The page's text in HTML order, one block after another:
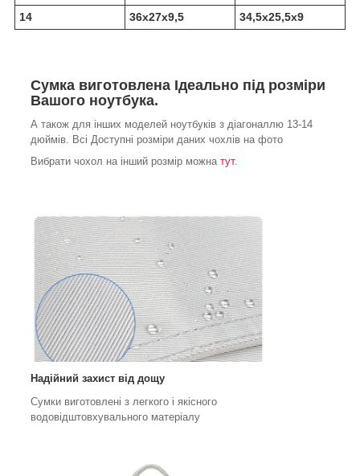
14
36х27х9,5 34,5х25,5х9
Сумка виготовлена Ідеально під розміри
Вашого ноутбука.
А також для інших моделей ноутбуків з діагоналлю 13-14
дюймів. Всі Доступні розміри даних чохлів на фото
Вибрати чохол на інший розмір можна тут.
Надійний захист від дощу
Сумки виготовлені з легкого і якісного
водовідштовхувального матеріалу